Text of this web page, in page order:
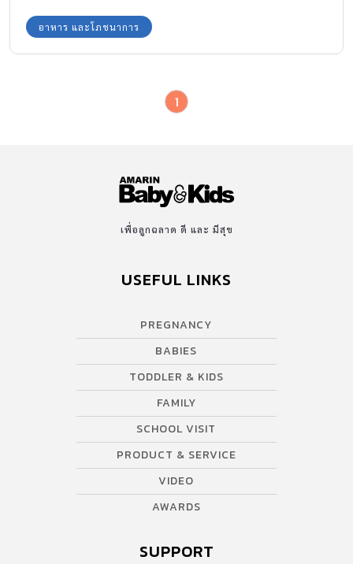
อาหาร และโภชนาการ
1
เพื่อลูกฉลาด ดี และ มีสุข
USEFUL LINKS
PREGNANCY
BABIES
TODDLER & KIDS
FAMILY
SCHOOL VISIT
PRODUCT & SERVICE
VIDEO
AWARDS
SUPPORT